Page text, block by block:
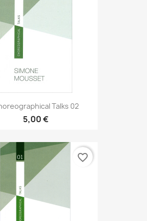
Talks 02
5,00 €
favorite_border